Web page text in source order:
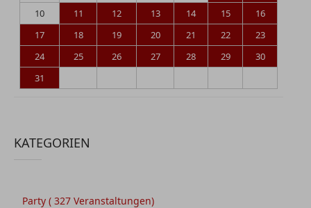
10
11 12 13 14 15
16
17
18 19 20 21 22
23
24
25 26 27 28 29
30
31
KATEGORIEN
Party ( 327 Veranstaltungen)